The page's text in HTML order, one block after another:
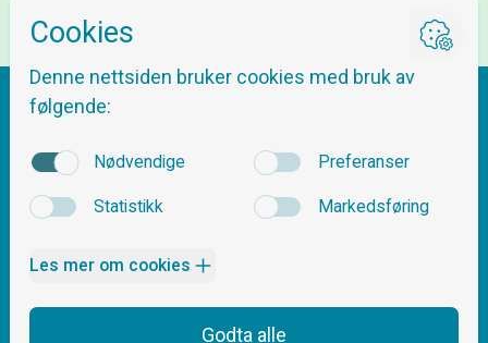
Veibeskrivelse
Åpningstider
Sikkerhets- og baderegler
Om Nordnes Sjøbad
Arrangementer
Følg oss